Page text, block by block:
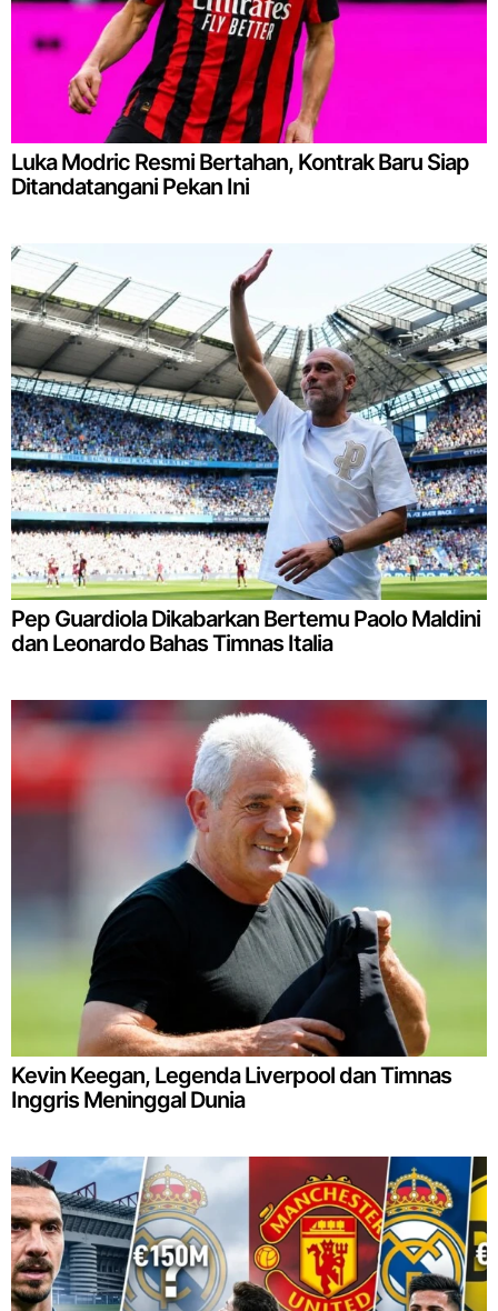
Luka Modric Resmi Bertahan, Kontrak Baru Siap
Ditandatangani Pekan Ini
Pep Guardiola Dikabarkan Bertemu Paolo Maldini
dan Leonardo Bahas Timnas Italia
Kevin Keegan, Legenda Liverpool dan Timnas
Inggris Meninggal Dunia